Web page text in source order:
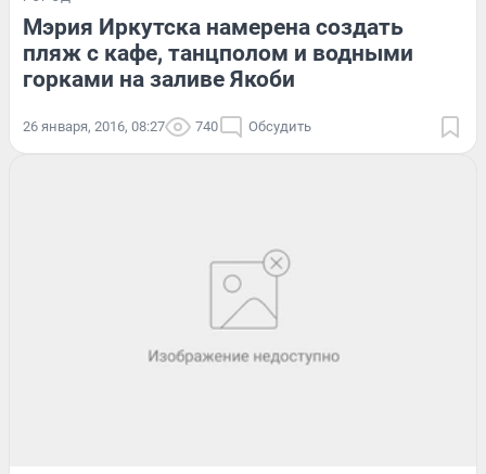
Мэрия Иркутска намерена создать
пляж с кафе, танцполом и водными
горками на заливе Якоби
26 января, 2016, 08:27 740 Обсудить